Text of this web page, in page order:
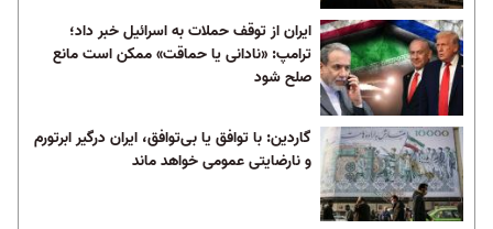
ایران از توقف حملات به اسرائیل خبر داد؛
ترامپ: «نادانی یا حماقت» ممکن است مانع
صلح شود
گاردین: با توافق یا بی‌توافق، ایران درگیر ابرتورم
و نارضایتی عمومی خواهد ماند